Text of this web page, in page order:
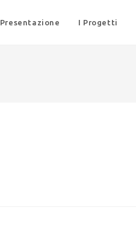
Presentazione I Progetti